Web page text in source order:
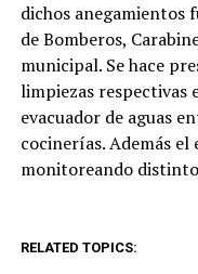
dichos
de Bomberos,
municipal. Se hace
limpiezas respectivas
evacuador de aguas
cocinerías. Además
monitoreando
RELATED TOPICS: